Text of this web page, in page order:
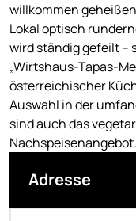
willkommen
Lokal optisch
wird ständig gefeilt –
„Wirtshaus-Tapas-
österreichischer
Auswahl in der
sind auch das
Nachspeisenangebot.
Adresse